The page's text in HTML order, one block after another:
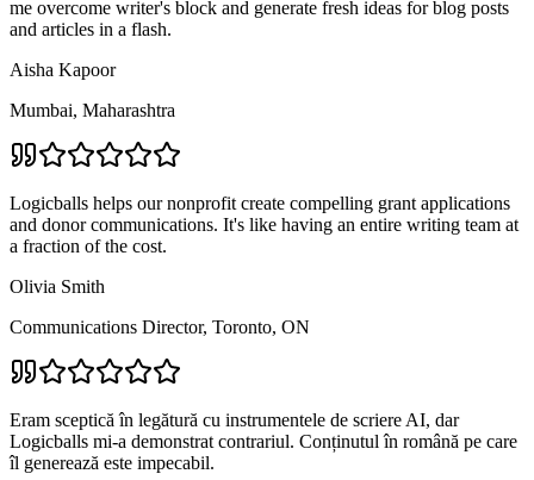
me overcome writer's block and generate fresh ideas for blog posts
and articles in a flash.
Aisha Kapoor
Mumbai, Maharashtra
Logicballs helps our nonprofit create compelling grant applications
and donor communications. It's like having an entire writing team at
a fraction of the cost.
Olivia Smith
Communications Director, Toronto, ON
Eram sceptică în legătură cu instrumentele de scriere AI, dar
Logicballs mi-a demonstrat contrariul. Conținutul în română pe care
îl generează este impecabil.